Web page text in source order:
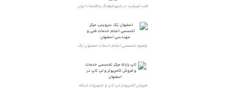
قلب خورشید در شهر فرهنگ و اقتصاد ایران
پلتفرم تخصصی انجام خدمات اصفهان تِک
فروش کامپیوتر، لپ تاپ و تجهیزات شبکه